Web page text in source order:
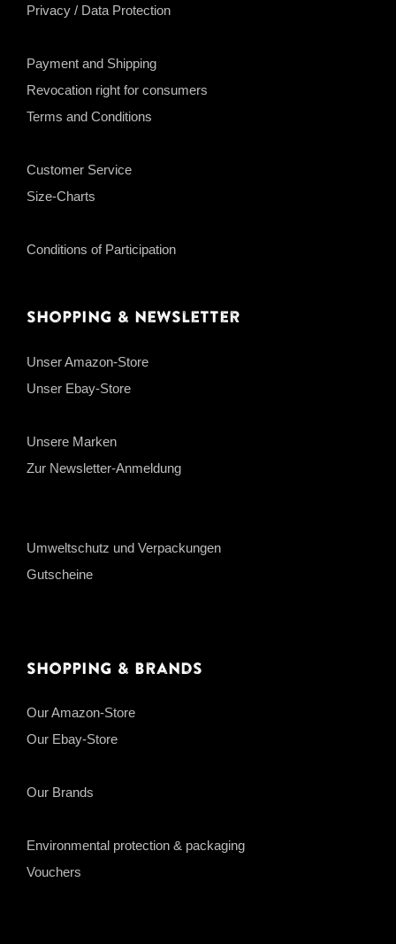
Privacy / Data Protection
Payment and Shipping
Revocation right for consumers
Terms and Conditions
Customer Service
Size-Charts
Conditions of Participation
Shopping & Newsletter
Unser Amazon-Store
Unser Ebay-Store
Unsere Marken
Zur Newsletter-Anmeldung
Umweltschutz und Verpackungen
Gutscheine
Shopping & Brands
Our Amazon-Store
Our Ebay-Store
Our Brands
Environmental protection & packaging
Vouchers